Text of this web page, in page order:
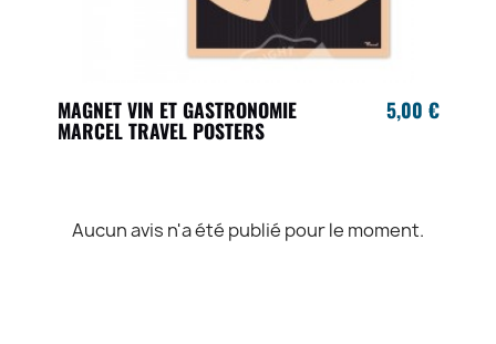
MAGNET VIN ET GASTRONOMIE
MARCEL TRAVEL POSTERS
5,00 €
Aucun avis n'a été publié pour le moment.